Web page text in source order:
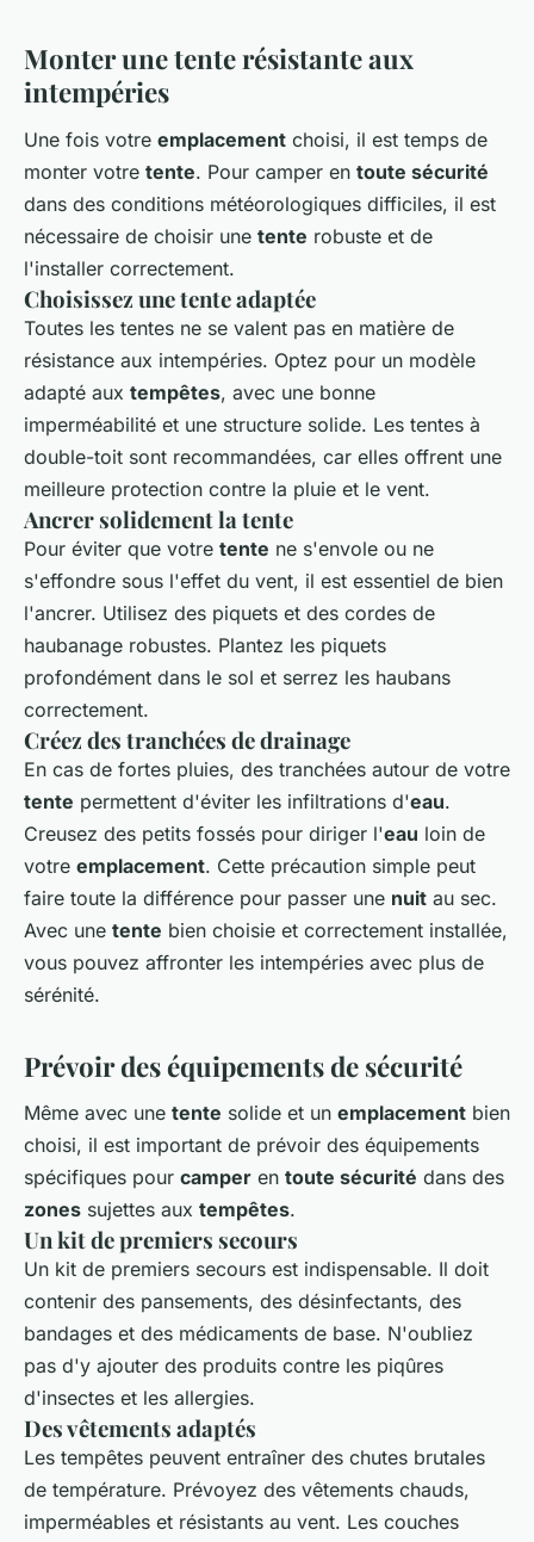
Monter une tente résistante aux
intempéries
Une fois votre emplacement choisi, il est temps de
monter votre tente. Pour camper en toute sécurité
dans des conditions météorologiques difficiles, il est
nécessaire de choisir une tente robuste et de
l'installer correctement.
Choisissez une tente adaptée
Toutes les tentes ne se valent pas en matière de
résistance aux intempéries. Optez pour un modèle
adapté aux tempêtes, avec une bonne
imperméabilité et une structure solide. Les tentes à
double-toit sont recommandées, car elles offrent une
meilleure protection contre la pluie et le vent.
Ancrer solidement la tente
Pour éviter que votre tente ne s'envole ou ne
s'effondre sous l'effet du vent, il est essentiel de bien
l'ancrer. Utilisez des piquets et des cordes de
haubanage robustes. Plantez les piquets
profondément dans le sol et serrez les haubans
correctement.
Créez des tranchées de drainage
En cas de fortes pluies, des tranchées autour de votre
tente permettent d'éviter les infiltrations d'eau.
Creusez des petits fossés pour diriger l'eau loin de
votre emplacement. Cette précaution simple peut
faire toute la différence pour passer une nuit au sec.
Avec une tente bien choisie et correctement installée,
vous pouvez affronter les intempéries avec plus de
sérénité.
Prévoir des équipements de sécurité
Même avec une tente solide et un emplacement bien
choisi, il est important de prévoir des équipements
spécifiques pour camper en toute sécurité dans des
zones sujettes aux tempêtes.
Un kit de premiers secours
Un kit de premiers secours est indispensable. Il doit
contenir des pansements, des désinfectants, des
bandages et des médicaments de base. N'oubliez
pas d'y ajouter des produits contre les piqûres
d'insectes et les allergies.
Des vêtements adaptés
Les tempêtes peuvent entraîner des chutes brutales
de température. Prévoyez des vêtements chauds,
imperméables et résistants au vent. Les couches